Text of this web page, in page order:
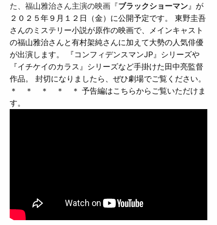
た、福山雅治さん主演の映画『ブラックショーマン 』が
２０２５年９月１２日（金）に公開予定です。 東野圭吾
さんのミステリー小説が原作の映画で、メインキャスト
の福山雅治さんと有村架純さんに加えて大勢の人気俳優
が出演します。 『コンフィデンスマンJP』シリーズや
『イチケイのカラス』シリーズなど手掛けた田中亮監督
作品。 封切になりましたら、ぜひ劇場でご覧ください。
＊ ＊ ＊ ＊ ＊ 予告編はこちらからご覧いただけま
す。